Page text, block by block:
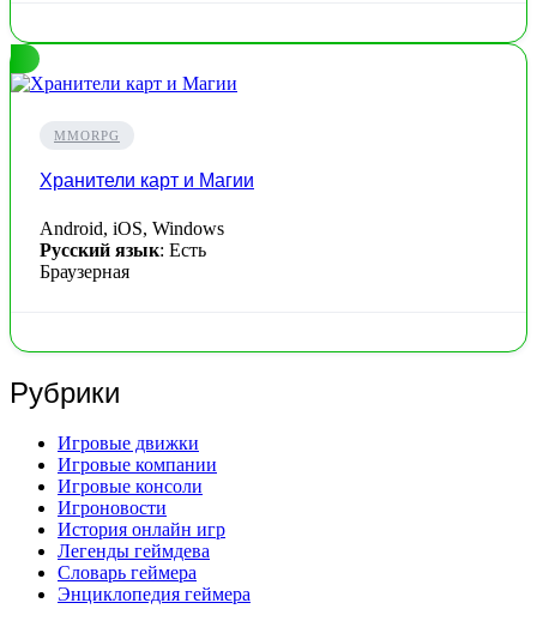
MMORPG
Хранители карт и Магии
Android, iOS, Windows
Русский язык: Есть
Браузерная
Рубрики
Игровые движки
Игровые компании
Игровые консоли
Игроновости
История онлайн игр
Легенды геймдева
Словарь геймера
Энциклопедия геймера